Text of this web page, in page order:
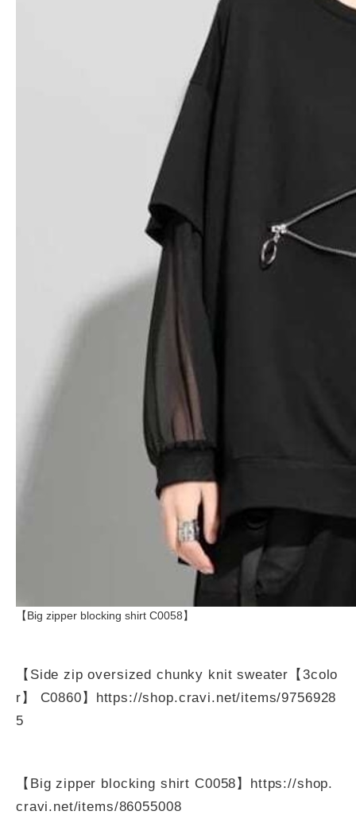
【Big zipper blocking shirt C0058】
【Side zip oversized chunky knit sweater【3colo
r】 C0860】 https://shop.cravi.net/items/9756928
5
【Big zipper blocking shirt C0058】 https://shop.
cravi.net/items/86055008